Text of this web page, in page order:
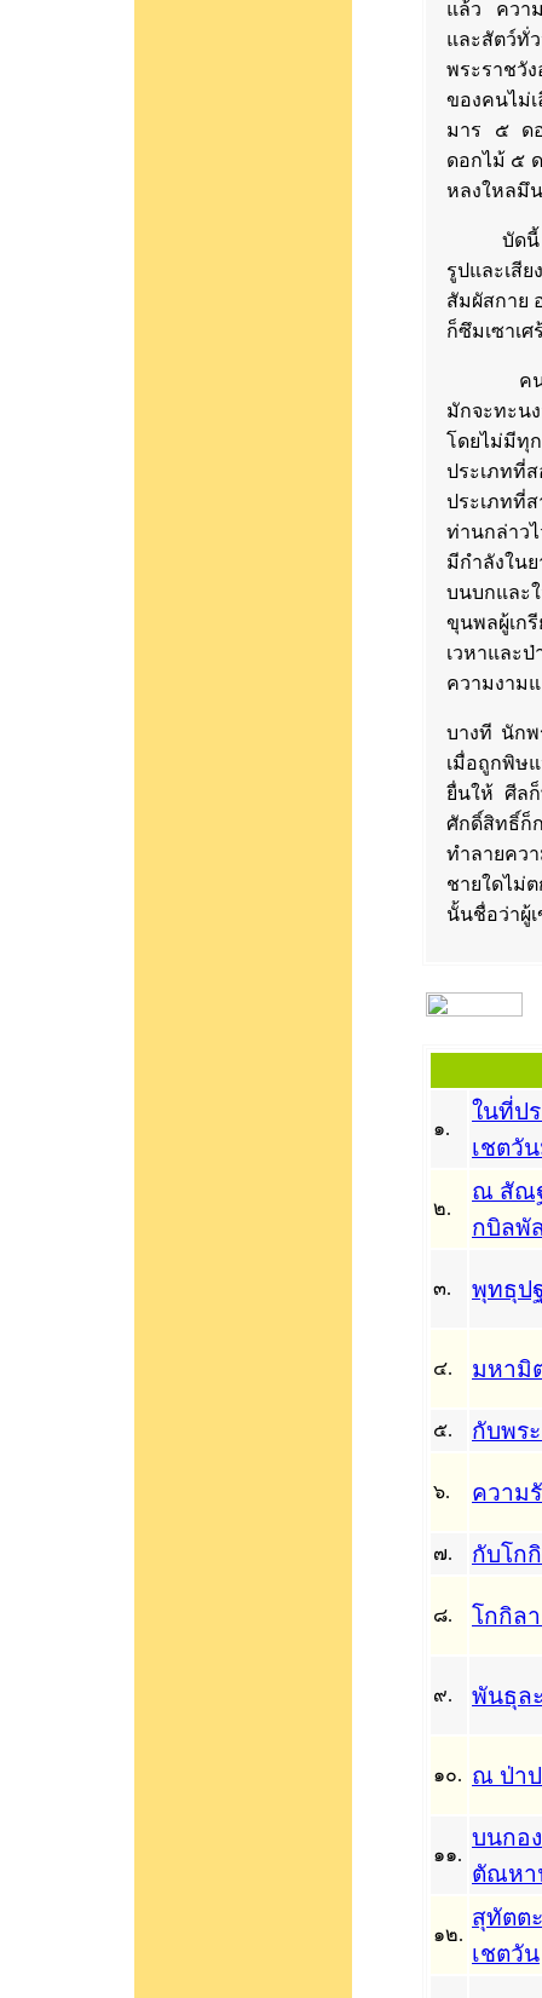
แล้ว ควา
และสัตว์ทั่
พระราชวั
ของคนไม่
มาร ๕ ดอ
ดอกไม้ ๕
หลงใหลมึ
บัดนี้ อุป
รูปและเสี
สัมผัสกาย
ก็ซึมเซาเศ
คนที่ไม่เ
มักจะทะน
โดยไม่มีทุ
ประเภทที่
ประเภทที่
ท่านกล่าว
มีกำลังใน
บนบกและ
ขุนพลผู้เก
เวหาและ
ความงาม
บางที นักพ
เมื่อถูกพิษ
ยื่นให้ ศีลก็
ศักดิ์สิทธิ์ก็
ทำลายควา
ชายใดไม่
นั้นชื่อว่าผู้
๑.
ในที่ป
เชตวั
๒.
ณ สัณ
กบิลพั
๓. พุทธุป
๔. มหามิ
๕. กับพร
๖. ความ
๗. กับโก
๘. โกกิล
๙. พันธุล
๑๐. ณ ป่า
๑๑.
บนกอ
ตัณหา
๑๒.
สุทัตต
เชตวัน